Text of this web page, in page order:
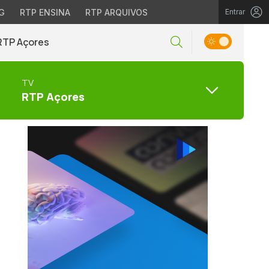
RTP ENSINA RTP ARQUIVOS Entrar
Açores
TV
RTP Açores